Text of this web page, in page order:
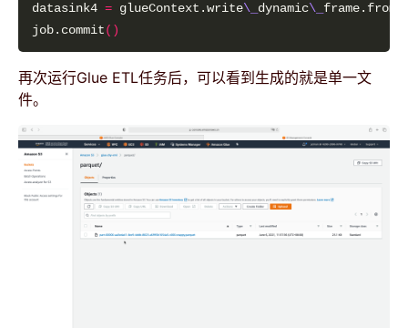
datasink4 = glueContext.write\_ dynamic\_ frame.from
job.commit()
再次运行Glue ETL任务后，可以看到生成的就是单一文
件。